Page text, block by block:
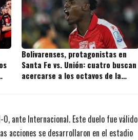
Bolivarenses, protagonistas en
Santa Fe vs. Unión: cuatro buscan
acercarse a los octavos de la
ante Internacional. Este duelo fue válido
acciones se desarrollaron en el estadio